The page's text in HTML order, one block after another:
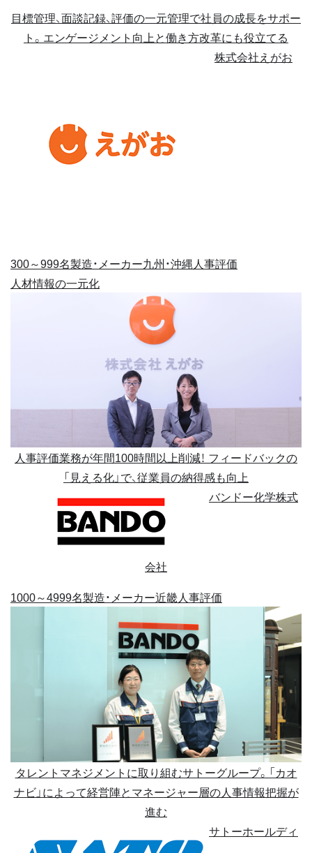
目標管理、面談記録、評価の一元管理で社員の成長をサポー
ト。エンゲージメント向上と働き方改革にも役立てる
株式会社えがお
300～999名製造・メーカー九州・沖縄人事評価
人材情報の一元化
人事評価業務が年間100時間以上削減！ フィードバックの
「見える化」で、従業員の納得感も向上
バンドー化学株式
会社
1000～4999名製造・メーカー近畿人事評価
タレントマネジメントに取り組むサトーグループ。「カオ
ナビ」によって経営陣とマネージャー層の人事情報把握が
進む
サトーホールディ